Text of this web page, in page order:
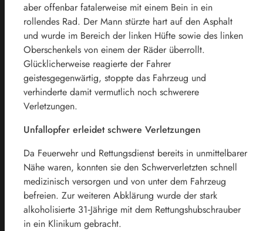
aber offenbar fatalerweise mit einem Bein in ein
rollendes Rad. Der Mann stürzte hart auf den Asphalt
und wurde im Bereich der linken Hüfte sowie des linken
Oberschenkels von einem der Räder überrollt.
Glücklicherweise reagierte der Fahrer
geistesgegenwärtig, stoppte das Fahrzeug und
verhinderte damit vermutlich noch schwerere
Verletzungen.
Unfallopfer erleidet schwere Verletzungen
Da Feuerwehr und Rettungsdienst bereits in unmittelbarer
Nähe waren, konnten sie den Schwerverletzten schnell
medizinisch versorgen und von unter dem Fahrzeug
befreien. Zur weiteren Abklärung wurde der stark
alkoholisierte 31‑Jährige mit dem Rettungshubschrauber
in ein Klinikum gebracht.